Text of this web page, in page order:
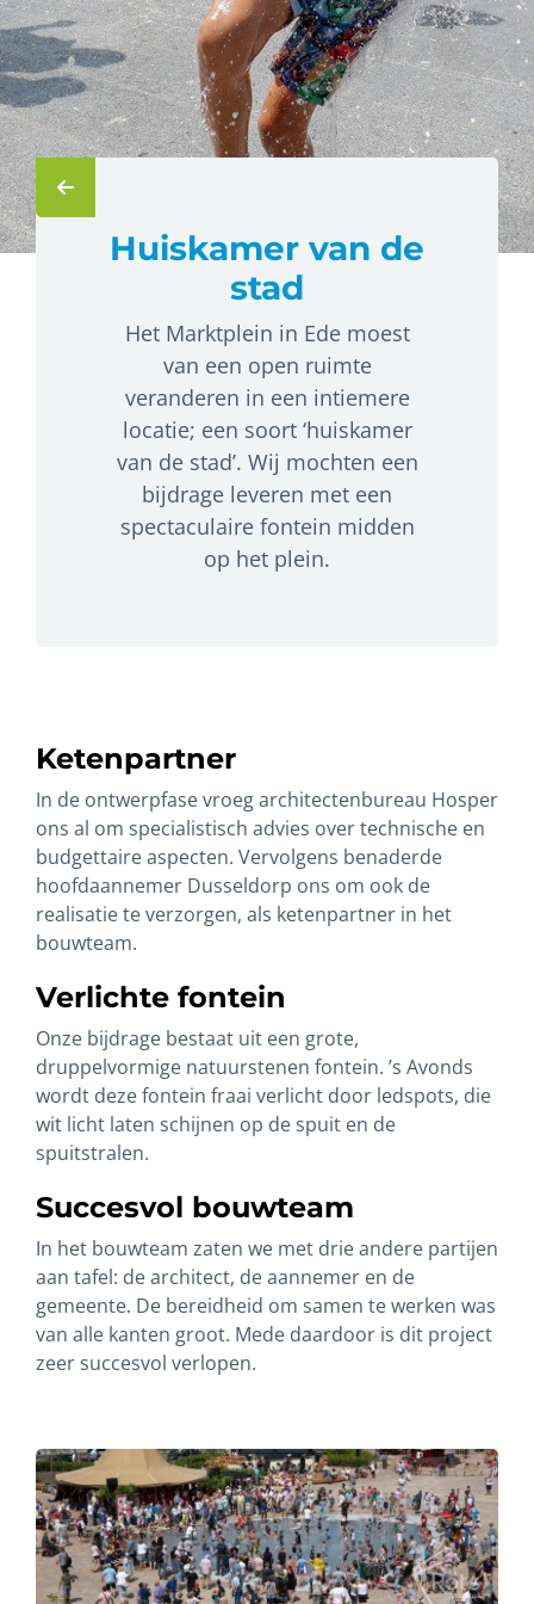
Huiskamer van de
stad
Het Marktplein in Ede moest
van een open ruimte
veranderen in een intiemere
locatie; een soort ‘huiskamer
van de stad’. Wij mochten een
bijdrage leveren met een
spectaculaire fontein midden
op het plein.
Ketenpartner
In de ontwerpfase vroeg architectenbureau Hosper
ons al om specialistisch advies over technische en
budgettaire aspecten. Vervolgens benaderde
hoofdaannemer Dusseldorp ons om ook de
realisatie te verzorgen, als ketenpartner in het
bouwteam.
Verlichte fontein
Onze bijdrage bestaat uit een grote,
druppelvormige natuurstenen fontein. ’s Avonds
wordt deze fontein fraai verlicht door ledspots, die
wit licht laten schijnen op de spuit en de
spuitstralen.
Succesvol bouwteam
In het bouwteam zaten we met drie andere partijen
aan tafel: de architect, de aannemer en de
gemeente. De bereidheid om samen te werken was
van alle kanten groot. Mede daardoor is dit project
zeer succesvol verlopen.